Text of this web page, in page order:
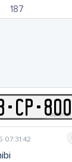
187
-CP-800
07:31:42